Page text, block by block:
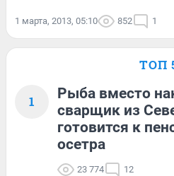
1 марта, 2013, 05:10 852 1
ТОП
1
Рыба вместо
сварщик из
готовится к
осетра
23 774 12